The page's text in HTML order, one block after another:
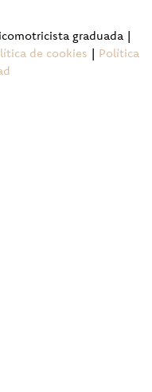
graduada |
de cookies | Política